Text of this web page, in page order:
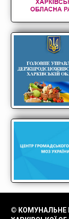
© КОМУНАЛЬНЕ